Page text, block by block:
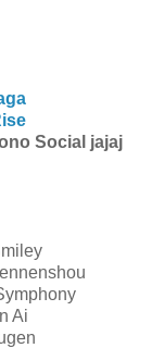
Social jajaj
Ai